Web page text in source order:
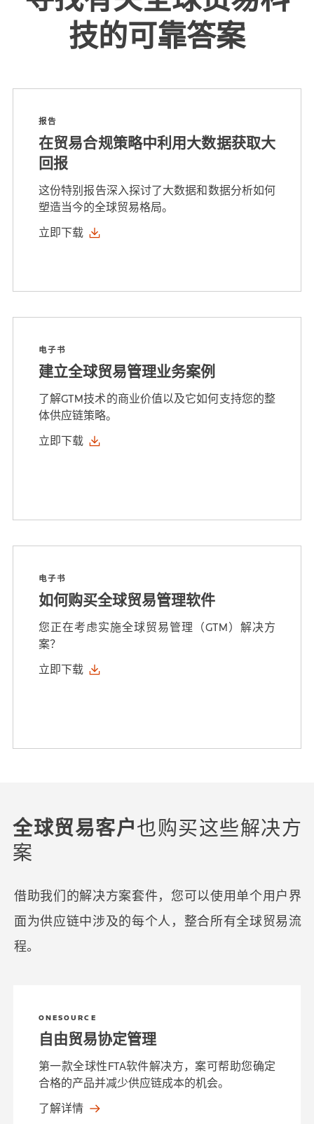
技的可靠答案
报告
在贸易合规策略中利用大数据获取大
回报
这份特别报告深入探讨了大数据和数据分析如何
塑造当今的全球贸易格局。
立即下载
电子书
建立全球贸易管理业务案例
了解GTM技术的商业价值以及它如何支持您的整
体供应链策略。
立即下载
电子书
如何购买全球贸易管理软件
您正在考虑实施全球贸易管理（GTM）解决方
案？
立即下载
全球贸易客户也购买这些解决方
案
借助我们的解决方案套件，您可以使用单个用户界
面为供应链中涉及的每个人，整合所有全球贸易流
程。
ONESOURCE
自由贸易协定管理
第一款全球性FTA软件解决方，案可帮助您确定
合格的产品并减少供应链成本的机会。
了解详情